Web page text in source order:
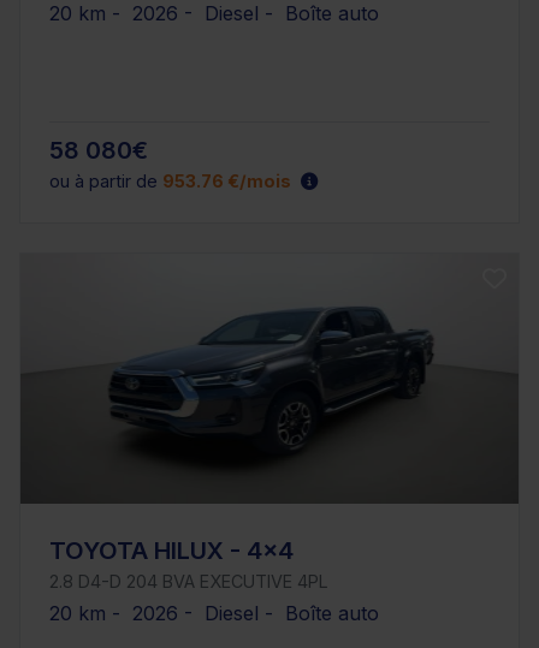
20 km - 2026 - Diesel - Boîte auto
58 080€
ou à partir de 953.76 €/mois
TOYOTA HILUX - 4x4
2.8 D4-D 204 BVA EXECUTIVE 4PL
20 km - 2026 - Diesel - Boîte auto